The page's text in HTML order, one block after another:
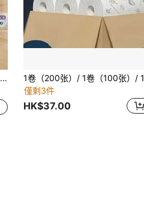
僅剩3件
HK$37.00